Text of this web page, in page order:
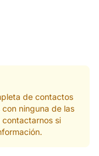
de contactos
ninguna de las
contactarnos si